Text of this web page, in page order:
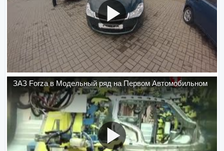
ЗАЗ Forza в Модельный ряд на Первом Автомобильном